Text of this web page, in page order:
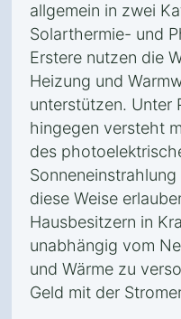
allgemein in zwei
Solarthermie- und
Erstere nutzen die
Heizung und
unterstützen. Unter
hingegen versteht
des
diese Weise
Hausbesitzern in
unabhängig vom
und Wärme zu
Geld mit der